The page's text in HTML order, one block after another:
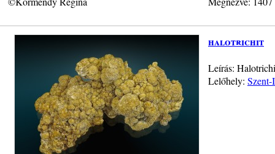
halotrichit
Leírás:
Lelőhely: